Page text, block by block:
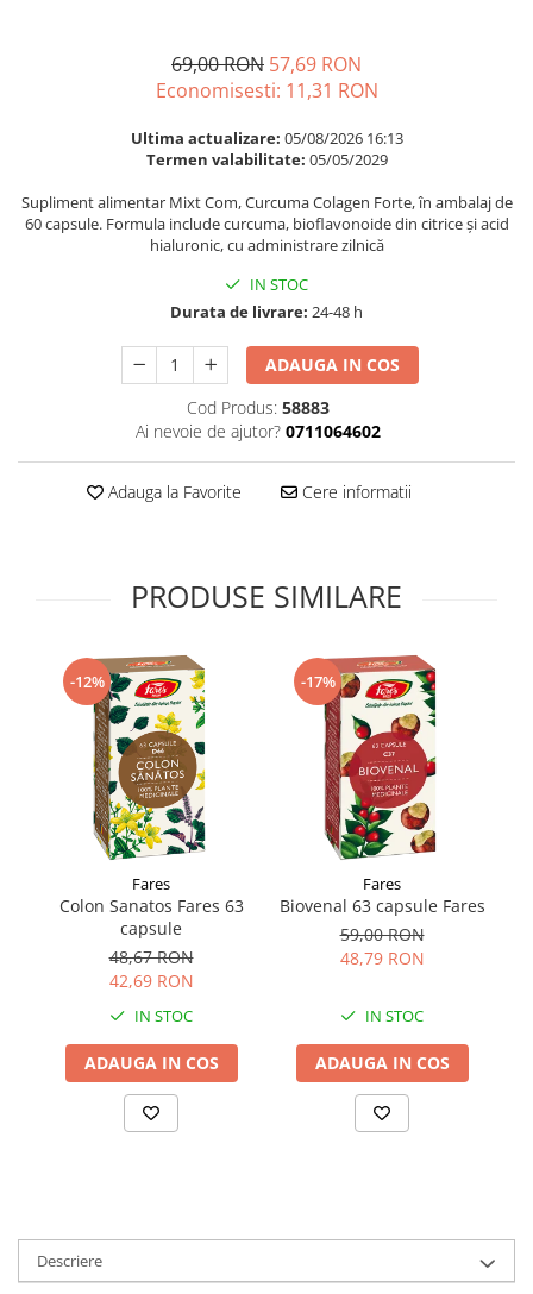
Sistemul respirator
Slabire si control greutate
Supliment Complexe
Supliment Magneziu
Supliment Vitamina B
Supliment Vitamina E
Tincturi si Gemoderivate
Tuse gat si respiratie
Vitamine si minerale
Produse cu SPF Pentru Fata
69,00 RON 57,69 RON
Economisesti: 11,31 RON
Ultima actualizare: 05/08/2026 16:13
Termen valabilitate: 05/05/2029
Supliment alimentar Mixt Com, Curcuma Colagen Forte, în ambalaj de
60 capsule. Formula include curcuma, bioflavonoide din citrice și acid
hialuronic, cu administrare zilnică
IN STOC
Durata de livrare: 24-48 h
ADAUGA IN COS
Cod Produs: 58883
Ai nevoie de ajutor? 0711064602
Adauga la Favorite Cere informatii
PRODUSE SIMILARE
-12%
Fares
Colon Sanatos Fares 63
capsule
48,67 RON
42,69 RON
IN STOC
ADAUGA IN COS
-17%
Fares
Biovenal 63 capsule Fares
59,00 RON
48,79 RON
IN STOC
ADAUGA IN COS
Descriere